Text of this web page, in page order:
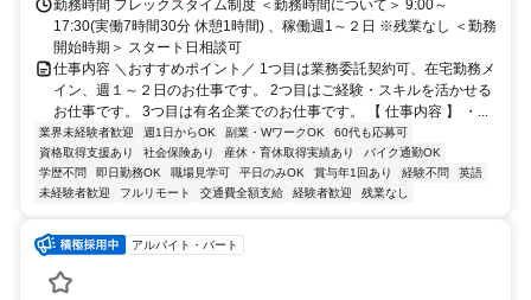
勤務時間 フレックスタイム制度 ＜勤務時間について＞ 9:00～
17:30(実働7時間30分 休憩1時間) 、稼働週1～２日 ※残業なし ＜勤務
開始時期＞ スタート日相談可
仕事内容 ＼おすすめポイント／ 1つ目は業務委託契約可、在宅勤務メ
イン、週１～２日のお仕事です。 2つ目はご経験・スキルを活かせる
お仕事です。 3つ目は有名企業でのお仕事です。 【 仕事内容 】 ・...
業界未経験者歓迎 週1日からOK 副業・WワークOK
60代も応募可
資格取得支援あり
社会保険あり 産休・育休取得実績あり
バイク通勤OK
学歴不問
即日勤務OK 職場見学可 平日のみOK 賞与年1回あり 経験不問
英語
未経験者歓迎
フルリモート 交通費全額支給 経験者歓迎 残業なし
アルバイト・パート